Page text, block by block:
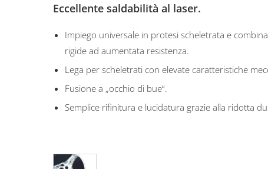
Eccellente saldabilità al laser.
Impiego universale in protesi scheletrata e
rigide ad aumentata resistenza.
Lega per scheletrati con elevate caratteristiche
Fusione a „occhio di bue“.
Semplice rifinitura e lucidatura grazie alla ridotta